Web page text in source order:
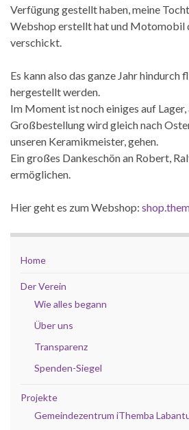
Verfügung gestellt haben, meine
Webshop erstellt hat und Motomobil
verschickt.
Es kann also das ganze Jahr hindurch
hergestellt werden.
Im Moment ist noch einiges auf
Großbestellung wird gleich nach
unseren Keramikmeister, gehen.
Ein großes Dankeschön an Robert,
ermöglichen.
Hier geht es zum Webshop:
Home
Der Verein
Wie alles begann
Über uns
Transparenz
Spenden-Siegel
Projekte
Gemeindezentrum iThemba